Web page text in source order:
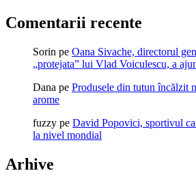
Comentarii recente
Sorin pe Oana Sivache, directorul
„protejata” lui Vlad Voiculescu, a
Dana pe Produsele din tutun încălzit
arome
fuzzy pe David Popovici, sportivul
la nivel mondial
Arhive